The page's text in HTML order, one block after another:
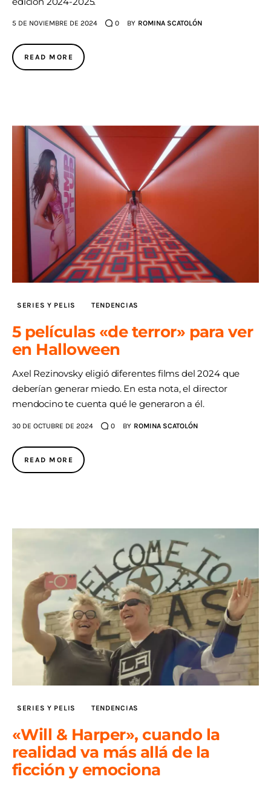
5 DE NOVIEMBRE DE 2024 0 BY ROMINA SCATOLÓN
READ MORE
SERIES Y PELIS TENDENCIAS
5 películas «de terror» para ver
en Halloween
Axel Rezinovsky eligió diferentes films del 2024 que
deberían generar miedo. En esta nota, el director
mendocino te cuenta qué le generaron a él.
30 DE OCTUBRE DE 2024 0 BY ROMINA SCATOLÓN
READ MORE
SERIES Y PELIS TENDENCIAS
«Will & Harper», cuando la
realidad va más allá de la
ficción y emociona